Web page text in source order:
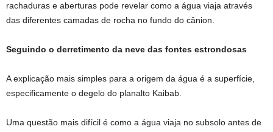
rachaduras e aberturas pode revelar como a água viaja através
das diferentes camadas de rocha no fundo do cânion.
Seguindo o derretimento da neve das fontes estrondosas
A explicação mais simples para a origem da água é a superfície,
especificamente o degelo do planalto Kaibab.
Uma questão mais difícil é como a água viaja no subsolo antes de